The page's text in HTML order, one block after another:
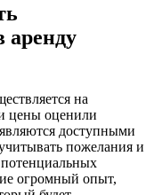
аренду
на
цены оценили
доступными
пожелания и
огромный опыт,